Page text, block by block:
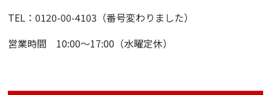
TEL：0120-00-4103（番号変わりました）
営業時間 10:00〜17:00（水曜定休）